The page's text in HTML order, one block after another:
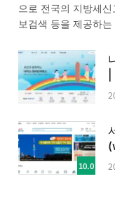
으로 전국의 지방세
보검색 등을 제공하
10.0